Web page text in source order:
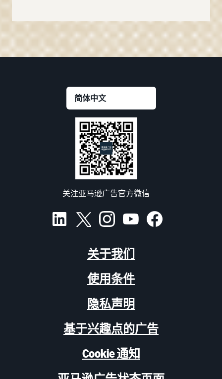
关注亚马逊广告官方微信
关于我们
使用条件
隐私声明
基于兴趣点的广告
Cookie 通知